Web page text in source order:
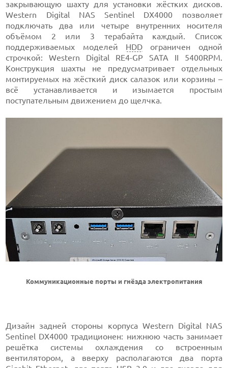
закрывающую шахту для установки жёстких дисков.
Western Digital NAS Sentinel DX4000 позволяет
подключать два или четыре внутренних носителя
объёмом 2 или 3 терабайта каждый. Список
поддерживаемых моделей HDD ограничен одной
строчкой: Western Digital RE4-GP SATA II 5400RPM.
Конструкция шахты не предусматривает отдельных
монтируемых на жёсткий диск салазок или корзины –
всё устанавливается и изымается простым
поступательным движением до щелчка.
Коммуникационные порты и гнёзда электропитания
Дизайн задней стороны корпуса Western Digital NAS
Sentinel DX4000 традиционен: нижнюю часть занимает
решётка системы охлаждения со встроенным
вентилятором, а вверху располагаются два порта